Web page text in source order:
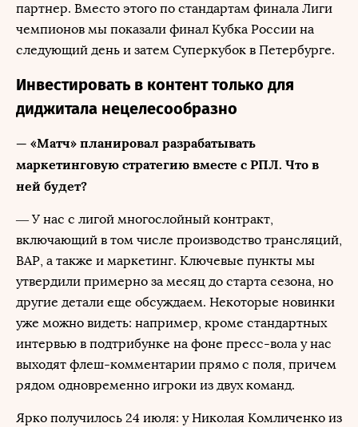
партнер. Вместо этого по стандартам финала Лиги
чемпионов мы показали финал Кубка России на
следующий день и затем Суперкубок в Петербурге.
Инвестировать в контент только для
диджитала нецелесообразно
— «Матч» планировал разрабатывать
маркетинговую стратегию вместе с РПЛ. Что в
ней будет?
— У нас с лигой многослойный контракт,
включающий в том числе производство трансляций,
ВАР, а также и маркетинг. Ключевые пункты мы
утвердили примерно за месяц до старта сезона, но
другие детали еще обсуждаем. Некоторые новинки
уже можно видеть: например, кроме стандартных
интервью в подтрибунке на фоне пресс-вола у нас
выходят флеш-комментарии прямо с поля, причем
рядом одновременно игроки из двух команд.
Ярко получилось 24 июля: у Николая Комличенко из